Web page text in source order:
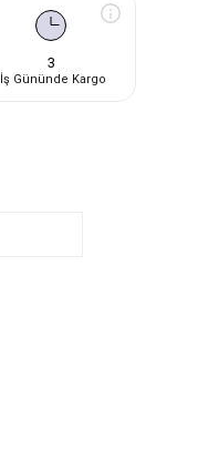
3
İş Gününde Kargo